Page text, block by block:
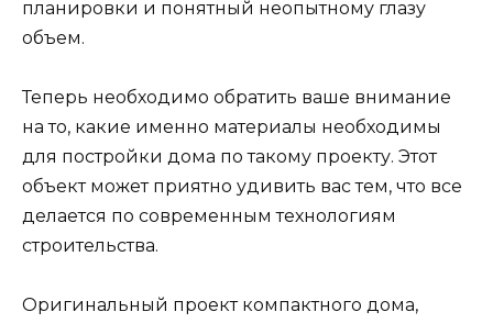
планировки и понятный неопытному глазу
объем.
Теперь необходимо обратить ваше внимание
на то, какие именно материалы необходимы
для постройки дома по такому проекту. Этот
объект может приятно удивить вас тем, что все
делается по современным технологиям
строительства.
Оригинальный проект компактного дома,